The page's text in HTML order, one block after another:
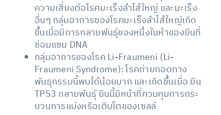
ความเสี่ยงต่อโรคมะเร็งลำไส้ใหญ่ และมะเร็ง
อื่นๆ กลุ่มอาการของโรคมะเร็งลำไส้ใหญ่เกิด
ขึ้นเมื่อมีการกลายพันธุ์ของหนึ่งในห้าของยีนที่
ซ่อมแซม DNA
กลุ่มอาการของโรค Li-Fraumeni (Li-
Fraumeni Syndrome): โรคถ่ายทอดทาง
พันธุกรรมนี้พบได้น้อยมาก และเกิดขึ้นเมื่อ ยีน
TP53 กลายพันธุ์ ยีนนี้มีหน้าที่ควบคุมการกระ
บวนการแบ่งหรือเติบโตของเซลล์